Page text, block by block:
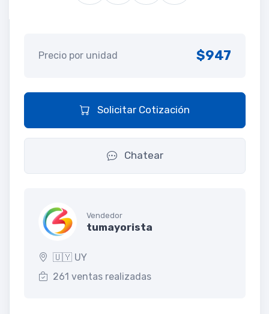
Precio por unidad $947
Solicitar Cotización
Chatear
Vendedor
tumayorista
🇺🇾 UY
261 ventas realizadas